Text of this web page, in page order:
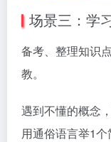
场景三：学
备考、整理知识
教。
遇到不懂的概念
用通俗语言举1